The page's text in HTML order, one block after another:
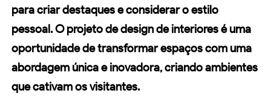
para criar destaques e considerar oestilo
pessoal. O projeto de design de interiores é uma
oportunidade de transformar espaços com uma
abordagem única e inovadora, criando ambientes
que cativam os visitantes.